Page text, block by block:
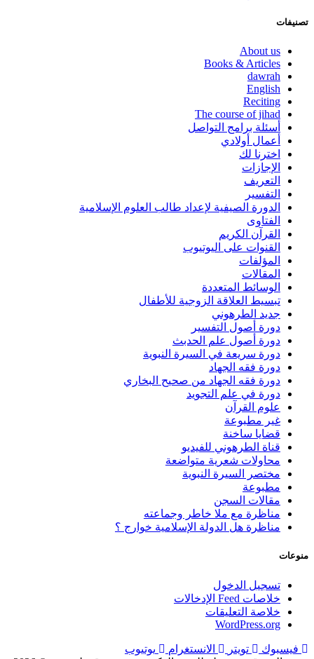
تصنيفات
About us
Books & Articles
dawrah
English
Reciting
The course of jihad
أسئلة برامج التواصل
أعمال أولادي
اخترنا لك
الإجازات
التعريف
التفسير
الدورة الصيفية لإعداد طالب العلوم الإسلامية
الفتاوى
القرآن الكريم
القنوات على اليوتيوب
المؤلفات
المقالات
الوسائط المتعددة
تبسيط العلاقة الزوجية للأطفال
جديد الطرهوني
دورة أصول التفسير
دورة أصول علم الحدبث
دورة سريعة في السيرة النبوية
دورة فقه الجهاد
دورة فقه الجهاد من صحيح البخاري
دورة في علم التجويد
علوم القرآن
غير مطبوعة
قضايا ساخنة
قناة الطرهوني للفيديو
محاولات شعرية متواضعة
مختصر السيرة النبوية
مطبوعة
مقالات السجن
مناظرة مع ملا خاطر وجماعته
مناظرة هل الدولة الإسلامية خوارج ؟
منوعات
تسجيل الدخول
خلاصات Feed الإدخالات
خلاصة التعليقات
WordPress.org
فيسبوك تويتر الانستغرام
يوتيوب